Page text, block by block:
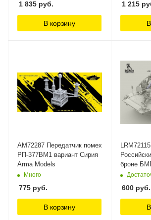
1 835 руб.
В корзину
1 215
AM72287 Передатчик помех
РП-377ВМ1 вариант Сирия
Arma Models
Много
775 руб.
В корзину
броне
командир
600 руб.